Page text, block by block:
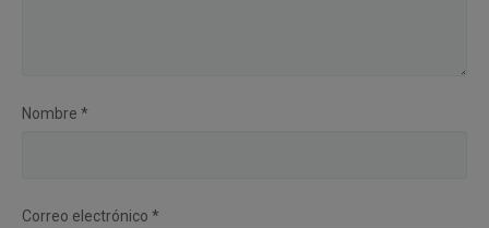
Nombre *
Correo electrónico *